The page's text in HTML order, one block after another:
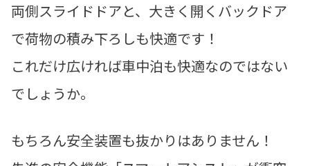
両側スライドドアと、大きく開くバックドア
で荷物の積み下ろしも快適です！
これだけ広ければ車中泊も快適なのではない
でしょうか。
もちろん安全装置も抜かりはありません！